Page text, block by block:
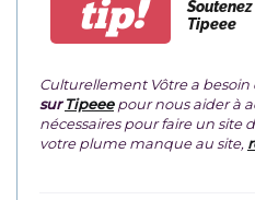
tip! Soutenez
Tipeee
Culturellement Vôtre a besoin
surTipeeepour nous aider à
nécessaires pour faire un site
votre plume manque au site,